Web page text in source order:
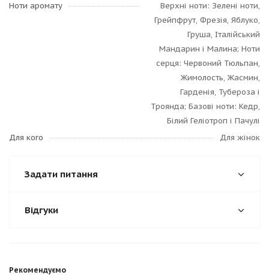
Ноти аромату
Верхні ноти: Зелені ноти,
Грейпфрут, Фрезія, Яблуко,
Груша, Італійський
Мандарин і Малина; Ноти
серця: Червоний Тюльпан,
Жимолость, Жасмин,
Гарденія, Тубероза і
Троянда; Базові ноти: Кедр,
Білий Геліотроп і Пачулі
Для кого
Для жінок
Задати питання
Відгуки
Рекомендуємо